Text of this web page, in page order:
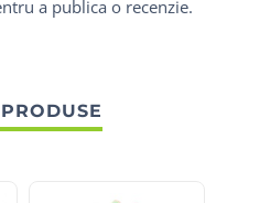
a publica o recenzie.